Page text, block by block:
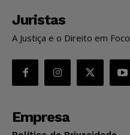
Juristas
A Justiça e o Direito em Foco
Empresa